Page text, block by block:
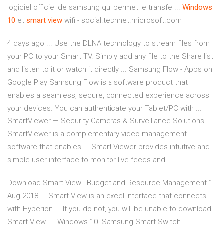
logiciel officiel de samsung qui permet le transfe ... Windows
10 et smart view wifi - social.technet.microsoft.com
4 days ago ... Use the DLNA technology to stream files from
your PC to your Smart TV. Simply add any file to the Share list
and listen to it or watch it directly ... Samsung Flow - Apps on
Google Play Samsung Flow is a software product that
enables a seamless, secure, connected experience across
your devices. You can authenticate your Tablet/PC with ...
SmartViewer — Security Cameras & Surveillance Solutions
SmartViewer is a complementary video management
software that enables ... Smart Viewer provides intuitive and
simple user interface to monitor live feeds and ...
Download Smart View | Budget and Resource Management 1
Aug 2018 ... Smart View is an excel interface that connects
with Hyperion ... If you do not, you will be unable to download
Smart View. ... Windows 10. Samsung Smart Switch